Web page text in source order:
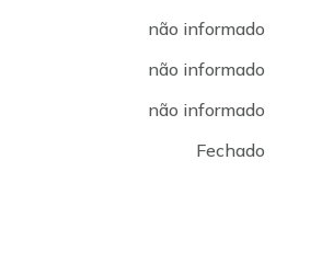
não informado
não informado
não informado
Fechado